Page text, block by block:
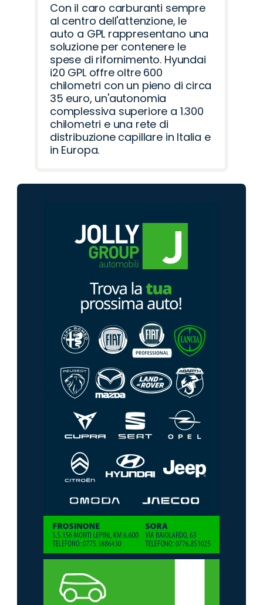
Con il caro carburanti sempre
al centro dell'attenzione, le
auto a GPL rappresentano una
soluzione per contenere le
spese di rifornimento. Hyundai
i20 GPL offre oltre 600
chilometri con un pieno di circa
35 euro, un'autonomia
complessiva superiore a 1.300
chilometri e una rete di
distribuzione capillare in Italia e
in Europa.